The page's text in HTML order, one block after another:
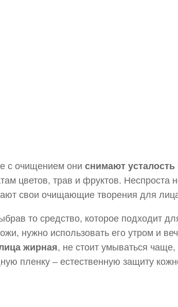
с очищением они снимают усталость
цветов, трав и фруктов. Неспроста
свои очищающие творения для
то средство, которое подходит
нужно использовать его утром и
жирная, не стоит умываться чаще,
пленку – естественную защиту